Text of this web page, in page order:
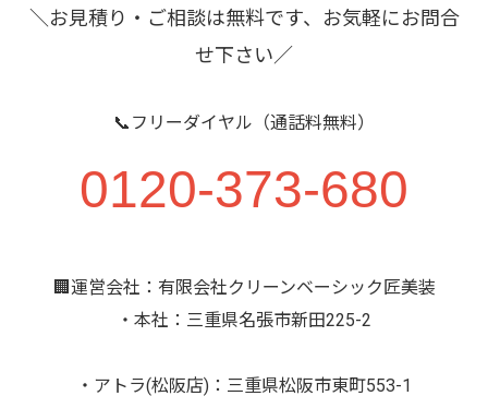
＼お見積り・ご相談は無料です、お気軽にお問合
せ下さい／
📞フリーダイヤル（通話料無料）
0120-373-680
🏢運営会社：有限会社クリーンベーシック匠美装
・本社：三重県名張市新田225-2
・アトラ(松阪店)：三重県松阪市東町553-1